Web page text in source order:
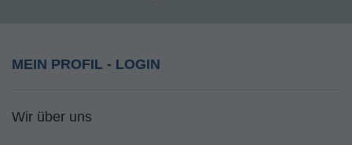
MEIN PROFIL - LOGIN
Wir über uns